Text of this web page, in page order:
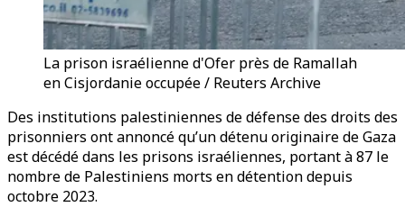
La prison israélienne d'Ofer près de Ramallah
en Cisjordanie occupée / Reuters Archive
Des institutions palestiniennes de défense des droits des
prisonniers ont annoncé qu’un détenu originaire de Gaza
est décédé dans les prisons israéliennes, portant à 87 le
nombre de Palestiniens morts en détention depuis
octobre 2023.